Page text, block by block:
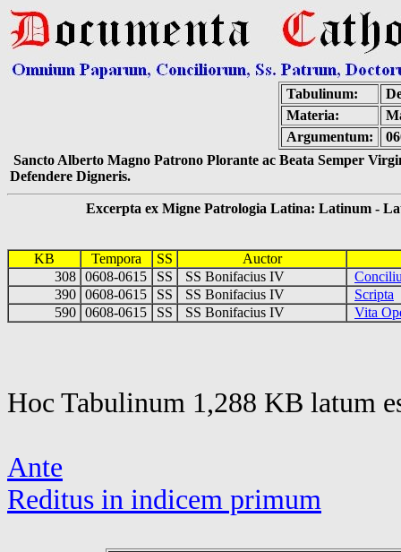
Tabulinum:
Materia:
Argumentum:
Sancto Alberto Magno Patrono Plorante ac Beata Semper
Defendere Digneris.
Excerpta ex Migne Patrologia Latina: Latinum -
KB Tempora SS
Auctor
308 0608-0615 SS SS Bonifacius IV
390 0608-0615 SS SS Bonifacius IV
Scripta
590 0608-0615 SS SS Bonifacius IV Vita
Hoc Tabulinum 1,288 KB latum
Ante
Reditus in indicem primum